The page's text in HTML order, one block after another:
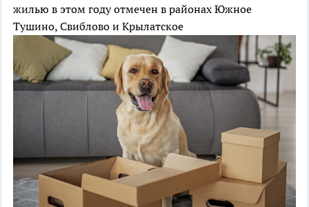
жилью в этом году отмечен в районах Южное
Тушино, Свиблово и Крылатское